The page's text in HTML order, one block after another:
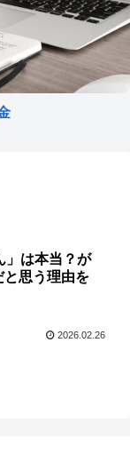
」は本当？が
と思う理由を
2026.02.26